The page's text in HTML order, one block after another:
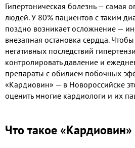
Гипертоническая болезнь — самая
людей. У 80% пациентов с таким
поздно возникает осложнение —
внезапная остановка сердца.
негативных последствий
контролировать давление и
препараты с обилием побочных
«Кардиовин» — в Новороссийске
оценить многие кардиологи и их
Что такое «Кардиовин»